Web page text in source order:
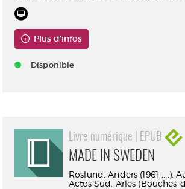
Plus d'infos
Disponible
Livre numérique | EPUB
MADE IN SWEDEN
Roslund, Anders (1961-....).
Actes Sud. Arles (Bouches-